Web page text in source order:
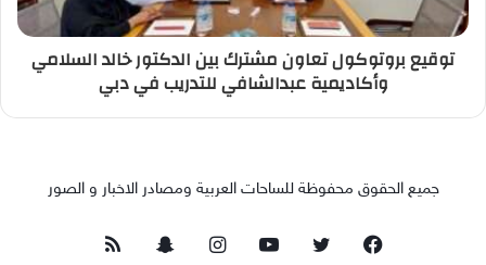
توقيع بروتوكول تعاون مشترك بين الدكتور خالد السلامي
وأكاديمية عبدالشافي للتدريب في دبي
جميع الحقوق محفوظة للساحات العربية ومصادر الاخبار و الصور
فيسبوكتويتر يوتيوبانستقرامسناب ملخص